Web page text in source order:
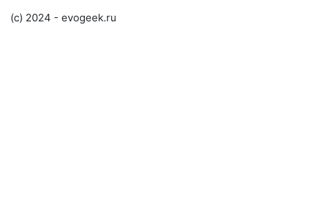
(c) 2024 - evogeek.ru